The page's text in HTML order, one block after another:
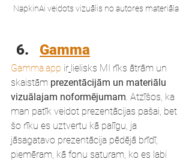
NapkinAi veidots vizuālis no autores materiāla
Gamma
Gamma.app ir lielisks MI rīks ātrām un
skaistām prezentācijām un materiālu
vizuālajam noformējumam. Atzīšos, ka
man patīk veidot prezentācijas pašai, bet
šo rīku es uztvertu kā palīgu, ja
jāsagatavo prezentācija pēdējā brīdī,
piemēram, kā fonu saturam, ko es labi